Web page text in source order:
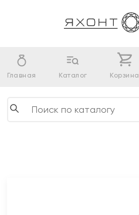
Главная Каталог Корзина